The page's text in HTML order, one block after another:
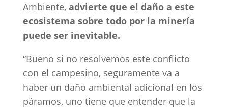
Ambiente, advierte que el daño a este
ecosistema sobre todo por la minería
puede ser inevitable.
“Bueno si no resolvemos este conflicto
con el campesino, seguramente va a
haber un daño ambiental adicional en los
páramos, uno tiene que entender que la